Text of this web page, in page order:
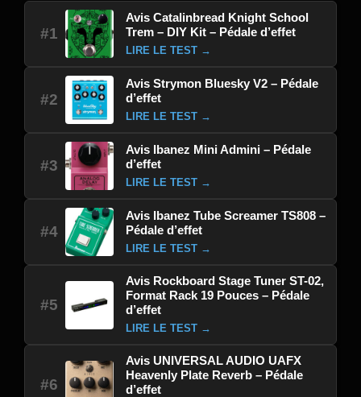
#1
Avis Catalinbread Knight School
Trem – DIY Kit – Pédale d’effet
LIRE LE TEST →
#2
Avis Strymon Bluesky V2 – Pédale
d’effet
LIRE LE TEST →
#3
Avis Ibanez Mini Admini – Pédale
d’effet
LIRE LE TEST →
#4
Avis Ibanez Tube Screamer TS808 –
Pédale d’effet
LIRE LE TEST →
#5
Avis Rockboard Stage Tuner ST-02,
Format Rack 19 Pouces – Pédale
d’effet
LIRE LE TEST →
#6
Avis UNIVERSAL AUDIO UAFX
Heavenly Plate Reverb – Pédale
d’effet